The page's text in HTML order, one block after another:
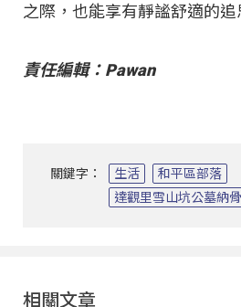
之際，也能享有靜謐舒適的追
責任編輯：Pawan
關鍵字： 生活
和平區部落
達觀里雪山坑公墓納
相關文章